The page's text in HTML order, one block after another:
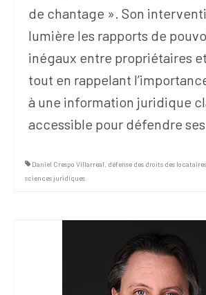
de chantage ». Son
lumière les rapports de
inégaux entre propriétaires
tout en rappelant
à une information juridique
accessible pour défendre
Daniel Crespo Villarreal, défense des droits des locataires
sciences juridiques